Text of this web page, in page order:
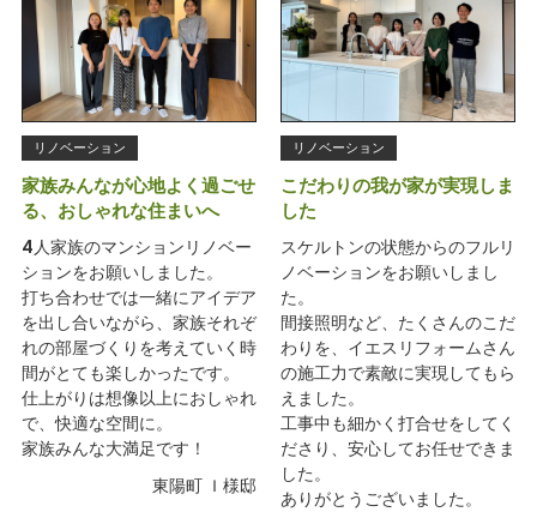
リノベーション
家族みんなが心地よく過ごせ
る、おしゃれな住まいへ
4人家族のマンションリノベー
ションをお願いしました。
打ち合わせでは一緒にアイデア
を出し合いながら、家族それぞ
れの部屋づくりを考えていく時
間がとても楽しかったです。
仕上がりは想像以上におしゃれ
で、快適な空間に。
家族みんな大満足です！
東陽町 Ｉ様邸
リノベーション
こだわりの我が家が実現しま
した
スケルトンの状態からのフルリ
ノベーションをお願いしまし
た。
間接照明など、たくさんのこだ
わりを、イエスリフォームさん
の施工力で素敵に実現してもら
えました。
工事中も細かく打合せをしてく
ださり、安心してお任せできま
した。
ありがとうございました。